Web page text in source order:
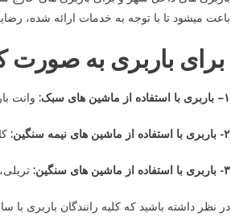
باعت میشود تا با توجه به خدمات ارائه شده،
برای باربری به صورت کلی از ۳ دسته وسیله نقلیه
۱– باربری با استفاده از ماشین های سبک: وانت
۲- باربری با استفاده از ماشین های نیمه سنگین:
۳- باربری با استفاده از ماشین های سنگین:
در نظر داشته باشید که کلیه رانندگان باربری